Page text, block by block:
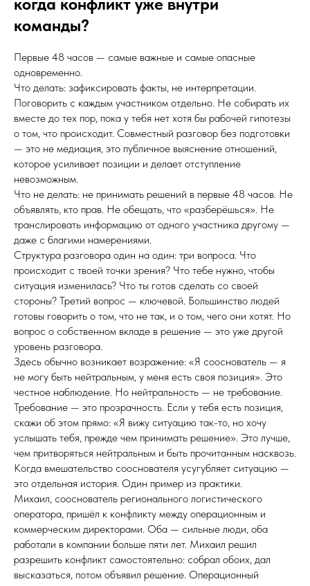
команды?
Первые 48 часов — самые важные и самые опасные
одновременно.
Что делать: зафиксировать факты, не интерпретации.
Поговорить с каждым участником отдельно. Не собирать их
вместе до тех пор, пока у тебя нет хотя бы рабочей гипотезы
о том, что происходит. Совместный разговор без подготовки
— это не медиация, это публичное выяснение отношений,
которое усиливает позиции и делает отступление
невозможным.
Что не делать: не принимать решений в первые 48 часов. Не
объявлять, кто прав. Не обещать, что «разберёшься». Не
транслировать информацию от одного участника другому —
даже с благими намерениями.
Структура разговора один на один: три вопроса. Что
происходит с твоей точки зрения? Что тебе нужно, чтобы
ситуация изменилась? Что ты готов сделать со своей
стороны? Третий вопрос — ключевой. Большинство людей
готовы говорить о том, что не так, и о том, чего они хотят. Но
вопрос о собственном вкладе в решение — это уже другой
уровень разговора.
Здесь обычно возникает возражение: «Я сооснователь — я
не могу быть нейтральным, у меня есть своя позиция». Это
честное наблюдение. Но нейтральность — не требование.
Требование — это прозрачность. Если у тебя есть позиция,
скажи об этом прямо: «Я вижу ситуацию так-то, но хочу
услышать тебя, прежде чем принимать решение». Это лучше,
чем притворяться нейтральным и быть прочитанным насквозь.
Когда вмешательство сооснователя усугубляет ситуацию —
это отдельная история. Один пример из практики.
Михаил, сооснователь регионального логистического
оператора, пришёл к конфликту между операционным и
коммерческим директорами. Оба — сильные люди, оба
работали в компании больше пяти лет. Михаил решил
разрешить конфликт самостоятельно: собрал обоих, дал
высказаться, потом объявил решение. Операционный